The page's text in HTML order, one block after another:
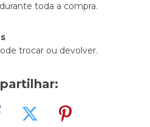
toda a compra.
trocar ou devolver.